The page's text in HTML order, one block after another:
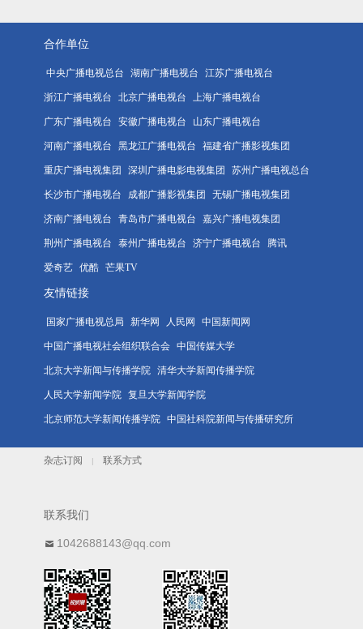
合作单位
中央广播电视总台 湖南广播电视台 江苏广播电视台
浙江广播电视台 北京广播电视台 上海广播电视台
广东广播电视台 安徽广播电视台 山东广播电视台
河南广播电视台 黑龙江广播电视台 福建省广播影视集团
重庆广播电视集团 深圳广播电影电视集团 苏州广播电视总台
长沙市广播电视台 成都广播影视集团 无锡广播电视集团
济南广播电视台 青岛市广播电视台 嘉兴广播电视集团
荆州广播电视台 泰州广播电视台 济宁广播电视台 腾讯
爱奇艺 优酷 芒果TV
友情链接
国家广播电视总局 新华网 人民网 中国新闻网
中国广播电视社会组织联合会 中国传媒大学
北京大学新闻与传播学院 清华大学新闻传播学院
人民大学新闻学院 复旦大学新闻学院
北京师范大学新闻传播学院 中国社科院新闻与传播研究所
杂志订阅 | 联系方式
联系我们
1042688143@qq.com